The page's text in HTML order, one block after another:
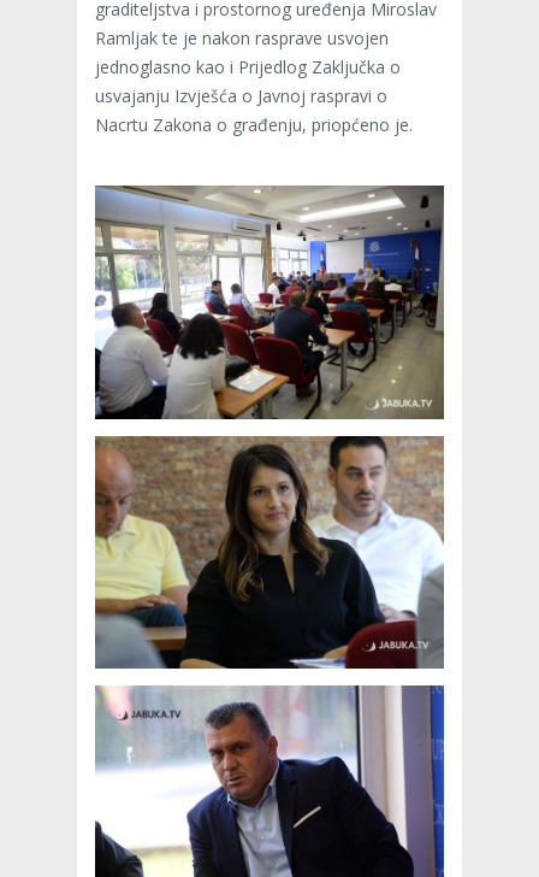
graditeljstva i prostornog uređenja Miroslav
Ramljak te je nakon rasprave usvojen
jednoglasno kao i Prijedlog Zaključka o
usvajanju Izvješća o Javnoj raspravi o
Nacrtu Zakona o građenju, priopćeno je.